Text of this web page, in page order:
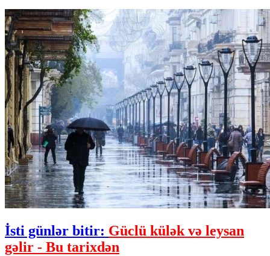
İsti günlər bitir: Güclü külək və leysan
gəlir - Bu tarixdən